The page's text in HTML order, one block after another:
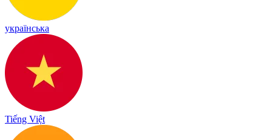
українська
Tiếng Việt